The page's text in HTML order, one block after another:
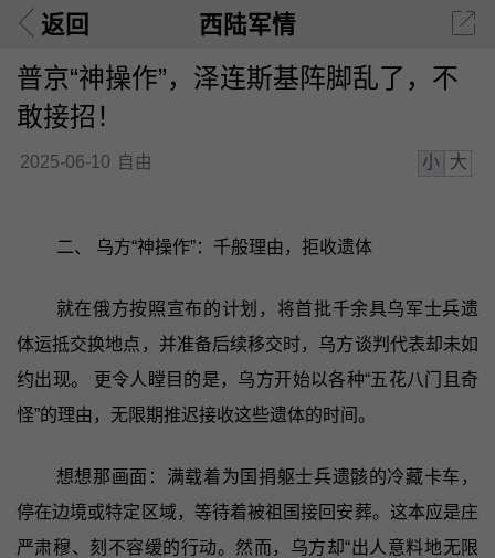
返回 西陆军情
普京“神操作”，泽连斯基阵脚乱了，不
敢接招！
2025-06-10 自由 小 大
二、 乌方“神操作”：千般理由，拒收遗体
就在俄方按照宣布的计划，将首批千余具乌军士兵遗
体运抵交换地点，并准备后续移交时，乌方谈判代表却未如
约出现。 更令人瞠目的是，乌方开始以各种“五花八门且奇
怪”的理由，无限期推迟接收这些遗体的时间。
想想那画面：满载着为国捐躯士兵遗骸的冷藏卡车，
停在边境或特定区域，等待着被祖国接回安葬。这本应是庄
严肃穆、刻不容缓的行动。然而，乌方却“出人意料地无限